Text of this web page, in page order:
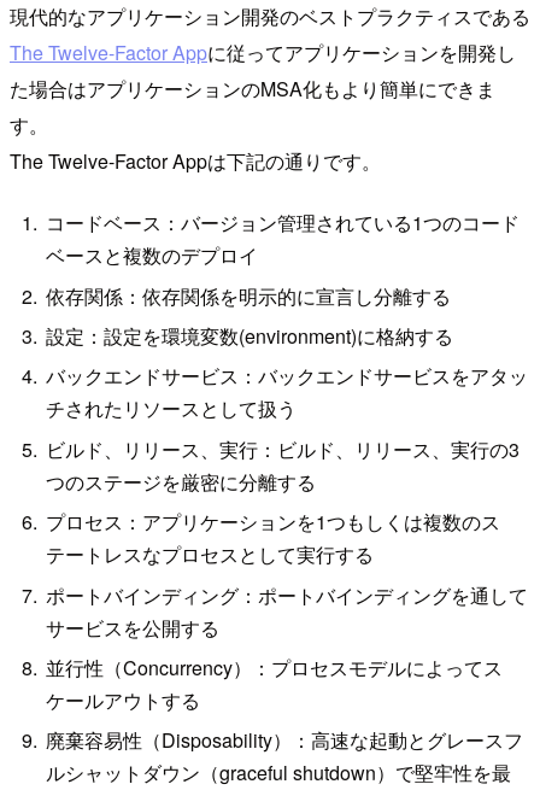
現代的なアプリケーション開発のベストプラクティスである
The Twelve-Factor Appに従ってアプリケーションを開発し
た場合はアプリケーションのMSA化もより簡単にできま
す。
The Twelve-Factor Appは下記の通りです。
コードベース：バージョン管理されている1つのコード
ベースと複数のデプロイ
依存関係：依存関係を明示的に宣言し分離する
設定：設定を環境変数(environment)に格納する
バックエンドサービス：バックエンドサービスをアタッ
チされたリソースとして扱う
ビルド、リリース、実行：ビルド、リリース、実行の3
つのステージを厳密に分離する
プロセス：アプリケーションを1つもしくは複数のス
テートレスなプロセスとして実行する
ポートバインディング：ポートバインディングを通して
サービスを公開する
並行性（Concurrency）：プロセスモデルによってス
ケールアウトする
廃棄容易性（Disposability）：高速な起動とグレースフ
ルシャットダウン（graceful shutdown）で堅牢性を最